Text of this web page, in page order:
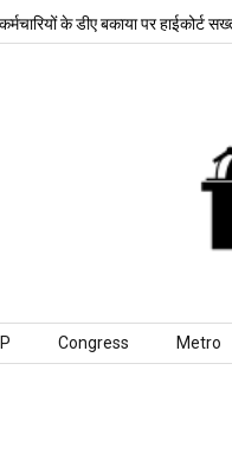
के डीए बकाया पर हाईकोर्ट सख्त,…
Congress Metro